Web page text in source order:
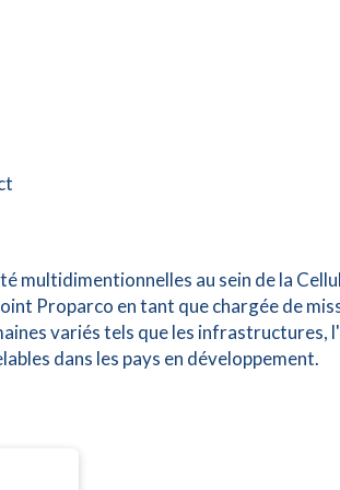
multidimentionnelles au sein de la
Proparco en tant que chargée de
variés tels que les
dans les pays en développement.